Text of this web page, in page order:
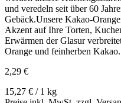
und veredeln seit über 60
Gebäck.Unsere Kakao-
Akzent auf Ihre Torten,
Erwärmen der Glasur
Orange und feinherben Kakao.
2,29 €
15,27 € / 1 kg